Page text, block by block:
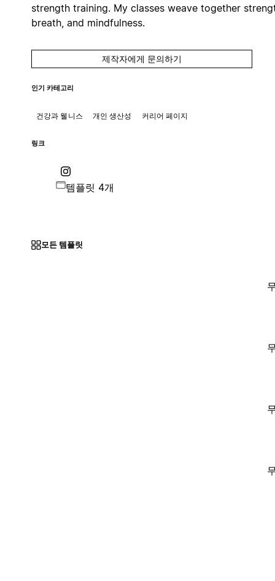
strength training. My classes weave together
breath, and mindfulness.
제작자에게 문의하기
인기 카테고리
건강과 웰니스 개인 생산성 커리어 페이지
링크
템플릿 4개
모든 템플릿